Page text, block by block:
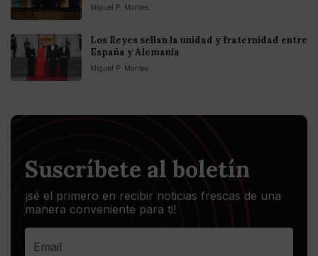
Miguel P. Montes
Los Reyes sellan la unidad y fraternidad entre
España y Alemania
Miguel P. Montes
Suscríbete al boletín
¡sé el primero en recibir noticias frescas de una
manera conveniente para ti!